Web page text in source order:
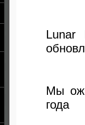
Lunar
Мы
года